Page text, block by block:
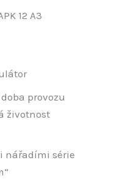
12 A3
provozu
životnost
nářadími série